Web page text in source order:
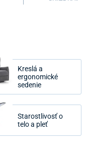
Kreslá a
ergonomické
sedenie
Starostlivosť o
telo a pleť